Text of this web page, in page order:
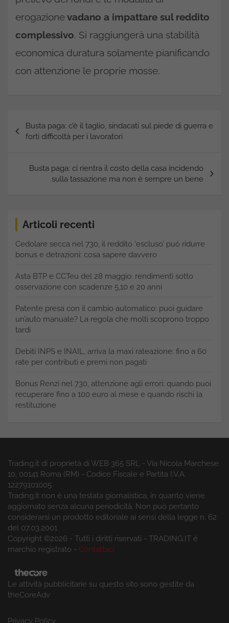
erogazionevadano a impattare sul reddito
complessivo. Si raggiungerà una stabilità
economica duratura solamente pianificando
con attenzione le proprie mosse.
articoli
Busta paga: c’è il taglio, sindacati sul piede di guerra e
forti difficoltà per i lavoratori
Busta paga: ci rientra il costo della casa incidendo
sulla tassazione ma non è sempre un bene
Articoli recenti
Cedolare secca nel 730, il reddito ‘escluso’ può ridurre
bonus e detrazioni: cosa sapere davvero
Asta BTP e CCTeu del 28 maggio: rendimenti sotto
osservazione con scadenze 5,10 e 20 anni
Patente presa con il cambio automatico: puoi guidare
un’auto manuale? La regola che molti scoprono troppo
tardi
Debiti INPS e INAIL, arriva la maxi rateazione: fino a 60
rate per contributi e premi non pagati
Bonus Renzi nel 730, attenzione agli errori: quando puoi
recuperare fino a 100 euro al mese e quando rischi la
restituzione
Trading.it di proprietà di WEB 365 SRL - Via Nicola Marchese
10, 00141 Roma (RM) - Codice Fiscale e Partita I.V.A.
12279101005
Trading.it non è una testata giornalistica, in quanto viene
aggiornato senza alcuna periodicità. Non può pertanto
considerarsi un prodotto editoriale ai sensi della legge n. 62
del 07.03.2001
Copyright ©2026 - Tutti i diritti riservati - TRADING.IT è
marchio registrato - Contattaci
Le attività pubblicitarie su questo sito sono gestite da
theCoreAdv
Privacy Policy